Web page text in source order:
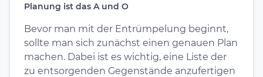
Planung ist das A und O
Bevor man mit der Entrümpelung beginnt,
sollte man sich zunächst einen genauen Plan
machen. Dabei ist es wichtig, eine Liste der
zu entsorgenden Gegenstände anzufertigen